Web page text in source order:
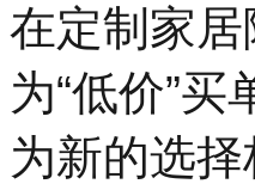
在定制家居
为“低价”
为新的选